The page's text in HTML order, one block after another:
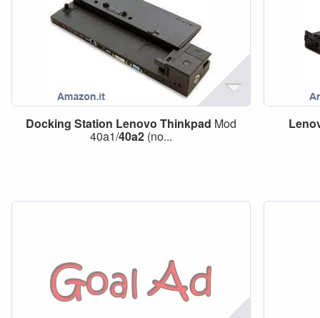
Docking Station Lenovo Thinkpad Mod
40a1/40a2(no...